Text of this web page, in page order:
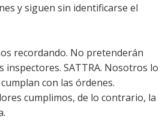
y siguen sin identificarse el
recordando. No pretenderán
inspectores. SATTRA. Nosotros lo
con las órdenes.
cumplimos, de lo contrario, la